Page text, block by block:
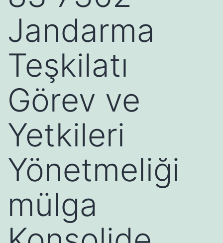
Jandarma
Teşkilatı
Görev ve
Yetkileri
Yönetmeliği
mülga